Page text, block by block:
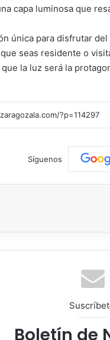
capa luminosa que
única para disfrutar
seas residente o
la luz será la
Síguenos
Boletín de